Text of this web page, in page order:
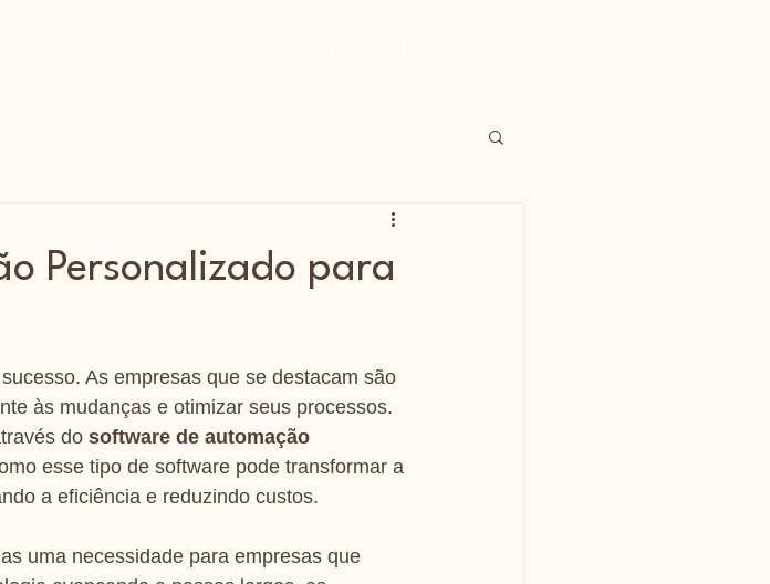
Personalizado para
As empresas que se destacam são
às mudanças e otimizar seus processos.
do software de automação
esse tipo de software pode transformar a
a eficiência e reduzindo custos.
uma necessidade para empresas que